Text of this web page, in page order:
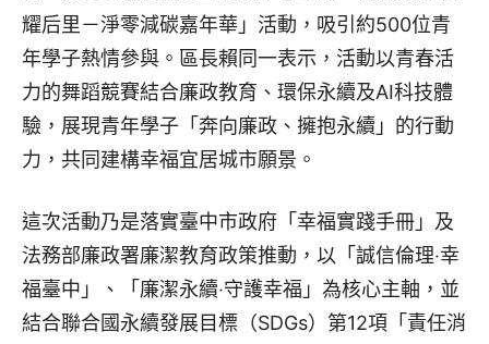
耀后里－淨零減碳嘉年華」活動，吸引約500位青
年學子熱情參與。區長賴同一表示，活動以青春活
力的舞蹈競賽結合廉政教育、環保永續及AI科技體
驗，展現青年學子「奔向廉政、擁抱永續」的行動
力，共同建構幸福宜居城市願景。
這次活動乃是落實臺中市政府「幸福實踐手冊」及
法務部廉政署廉潔教育政策推動，以「誠信倫理‧幸
福臺中」、「廉潔永續‧守護幸福」為核心主軸，並
結合聯合國永續發展目標（SDGs）第12項「責任消